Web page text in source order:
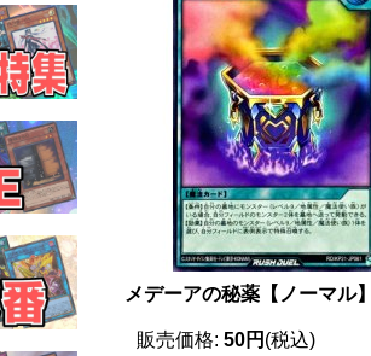
メデーアの秘薬【ノーマル
販売価格: 50円 (税込)